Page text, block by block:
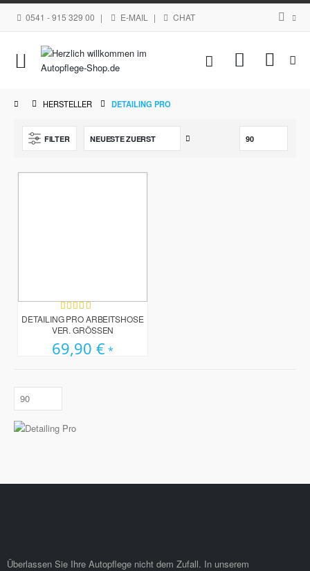
0541 - 915 329 00 | E-MAIL | CHAT
Navigation
umschalten
Mein
HERSTELLER DETAILING PRO
FILTER
Bewertung:
93%
DETAILING PRO ARBEITSHOSE
VER. GRÖSSEN
69,90 €
Überlassen Sie Ihre Autopflege nicht dem Zufall. In unserem